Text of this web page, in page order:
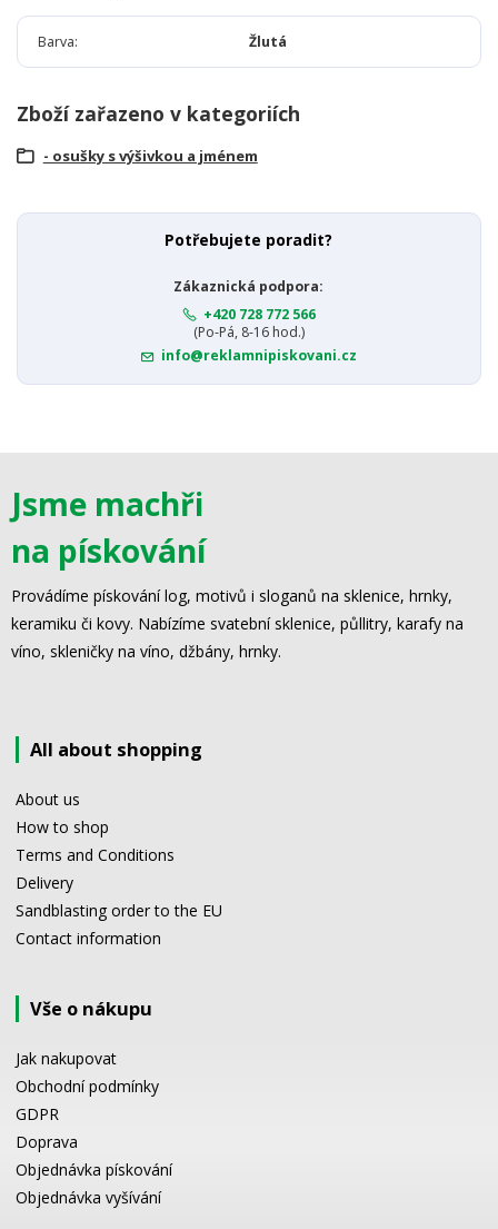
Barva Žlutá
Zboží zařazeno v kategoriích
- osušky s výšivkou a jménem
Potřebujete poradit?
Zákaznická podpora:
+420 728 772 566
(Po-Pá, 8-16 hod.)
info@reklamnipiskovani.cz
Jsme machři
na pískování
Provádíme pískování log, motivů i sloganů na sklenice, hrnky,
keramiku či kovy. Nabízíme svatební sklenice, půllitry, karafy na
víno, skleničky na víno, džbány, hrnky.
All about shopping
About us
How to shop
Terms and Conditions
Delivery
Sandblasting order to the EU
Contact information
Vše o nákupu
Jak nakupovat
Obchodní podmínky
GDPR
Doprava
Objednávka pískování
Objednávka vyšívání